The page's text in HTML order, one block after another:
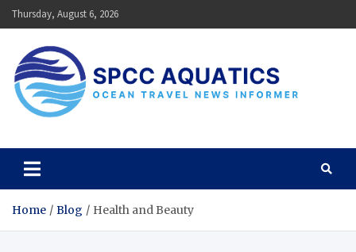
Skip
to
Thursday, August 6, 2026
SPCC Aquatics
Home Blog Health and Beauty